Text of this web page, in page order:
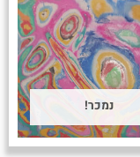
נמכר!